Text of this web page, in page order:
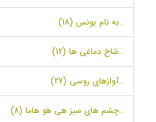
..به نام یونس (18)
..شاخ دماغی ها (12)
..آوازهای روسی (27)
..چشم های سبز هی هو هاما (8)